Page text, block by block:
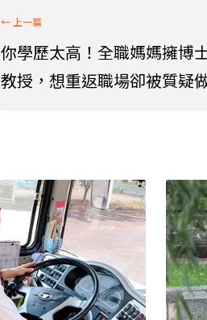
你學歷太高！全職媽媽擁博
教授，想重返職場卻被質疑